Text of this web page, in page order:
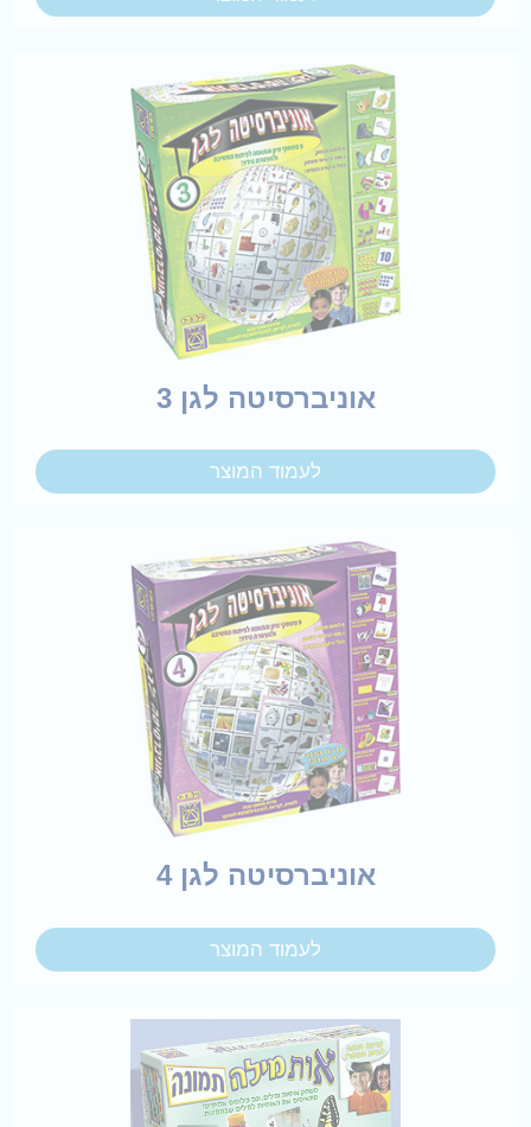
אוניברסיטה לגן 3
לעמוד המוצר
אוניברסיטה לגן 4
לעמוד המוצר